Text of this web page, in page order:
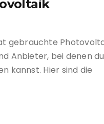
hat gebrauchte
Anbieter, bei denen du
kannst. Hier sind die